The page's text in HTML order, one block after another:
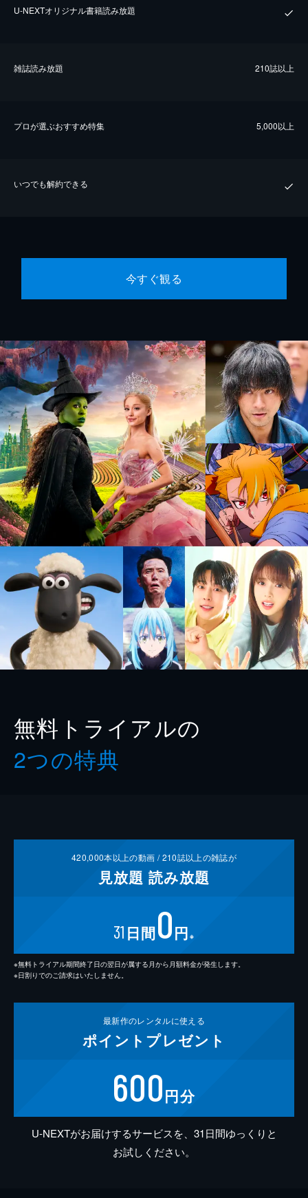
U-NEXTオリジナル書籍読み放題
雑誌読み放題 210誌以上
プロが選ぶおすすめ特集 5,000以上
いつでも解約できる
今すぐ観る
無料トライアルの
2つの特典
420,000本以上の動画 /210誌以上の雑誌が
見放題 読み放題
31 日間0円 ※
※無料トライアル期間終了日の翌日が属する月から月額料金が発生します。
※日割りでのご請求はいたしません。
最新作のレンタルに使える
ポイント プレゼント
600円分
U-NEXTがお届けするサービスを、31日間ゆっくりと
お試しください。